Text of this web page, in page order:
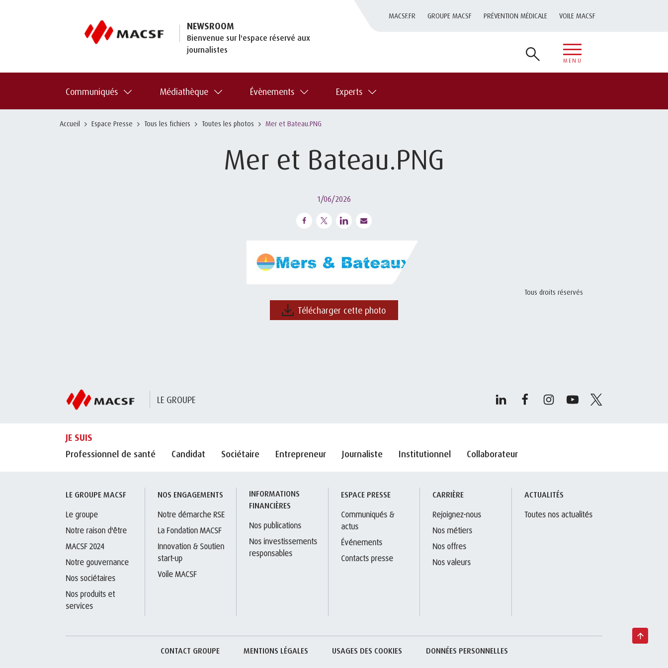
NEWSROOM
Bienvenue sur l'espace réservé aux
journalistes
MACSF.FR GROUPE MACSF PRÉVENTION MÉDICALE VOILE MACSF
MENU
Communiqués Médiathèque Évènements Experts
Accueil Espace Presse Tous les fichiers Toutes les photos Mer et Bateau.PNG
Mer et Bateau.PNG
1/06/2026
Tous droits réservés
Télécharger cette photo
LE GROUPE
JE SUIS
Professionnel de santé
Candidat Sociétaire Entrepreneur Journaliste Institutionnel Collaborateur
LE GROUPE MACSF
Le groupe
Notre raison d'être
MACSF 2024
Notre gouvernance
Nos sociétaires
Nos produits et
services
NOS ENGAGEMENTS
Notre démarche RSE
La Fondation MACSF
Innovation & Soutien
start-up
Voile MACSF
INFORMATIONS
FINANCIÈRES
Nos publications
Nos investissements
responsables
ESPACE PRESSE
Communiqués &
actus
Événements
Contacts presse
CARRIÈRE
Rejoignez-nous
Nos métiers
Nos offres
Nos valeurs
ACTUALITÉS
Toutes nos actualités
CONTACT GROUPE MENTIONS LÉGALES USAGES DES COOKIES DONNÉES PERSONNELLES